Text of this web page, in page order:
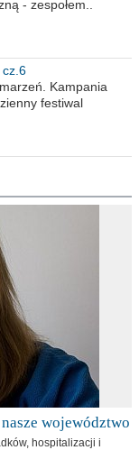
- zespołem..
cz.6
Kampania
festiwal
województwo
hospitalizacji i